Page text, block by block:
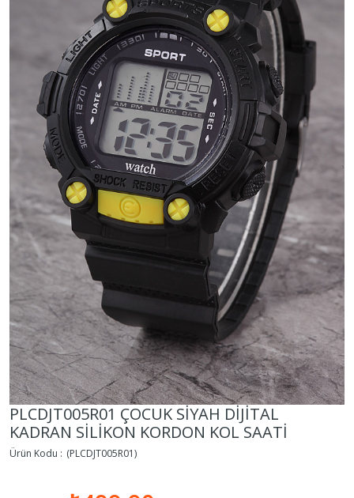
PLCDJT005R01 ÇOCUK SİYAH DİJİTAL
KADRAN SİLİKON KORDON KOL SAATİ
(PLCDJT005R01)